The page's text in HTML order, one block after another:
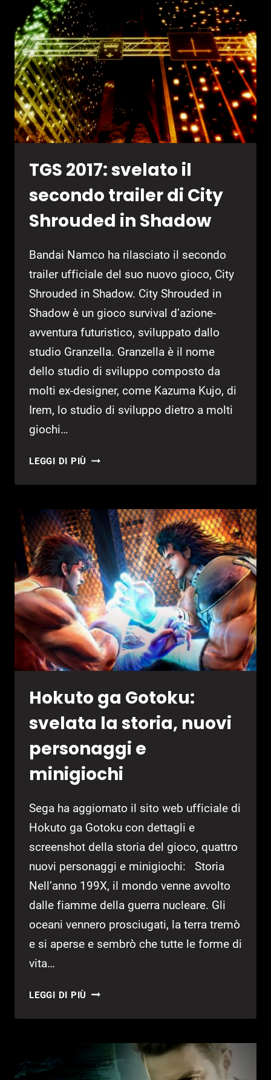
DI
YAKUZA:
KIWAMI
2
TGS 2017: svelato il
secondo trailer di City
Shrouded in Shadow
Bandai Namco ha rilasciato il secondo
trailer ufficiale del suo nuovo gioco, City
Shrouded in Shadow. City Shrouded in
Shadow è un gioco survival d’azione-
avventura futuristico, sviluppato dallo
studio Granzella. Granzella è il nome
dello studio di sviluppo composto da
molti ex-designer, come Kazuma Kujo, di
Irem, lo studio di sviluppo dietro a molti
giochi…
LEGGI DI PIÙ TGS
SVELATO
SECONDO
TRAILER
DI
CITY
SHROUDED
IN
SHADOW
Hokuto ga Gotoku:
svelata la storia, nuovi
personaggi e
minigiochi
Sega ha aggiornato il sito web ufficiale di
Hokuto ga Gotoku con dettagli e
screenshot della storia del gioco, quattro
nuovi personaggi e minigiochi: Storia
Nell’anno 199X, il mondo venne avvolto
dalle fiamme della guerra nucleare. Gli
oceani vennero prosciugati, la terra tremò
e si aperse e sembrò che tutte le forme di
vita…
LEGGI DI PIÙ HOKUTO
GOTOKU:
STORIA,